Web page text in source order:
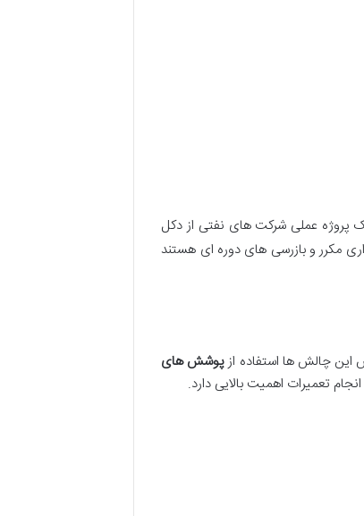
پروژه عملی شرکت های نفتی از دکل
مکرر و بازرسی های دوره ای هستند
این چالش ها استفاده ازپوشش های
تعمیرات اهمیت بالایی دارد.